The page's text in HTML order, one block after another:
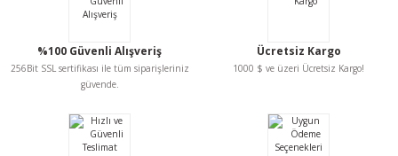
Ürün açıklamasında eksik bilgiler bulunuyor.
Ürün bilgilerinde hatalar bulunuyor.
Bu ürüne benzer farklı alternatifler olmalı.
%100 Güvenli Alışveriş
256Bit SSL sertifikası ile tüm siparişleriniz
güvende.
Ücretsiz Kargo
1000 $ ve üzeri Ücretsiz Kargo!